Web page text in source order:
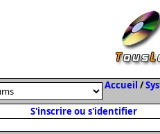
Accueil /
S'inscrire ou s'identifier